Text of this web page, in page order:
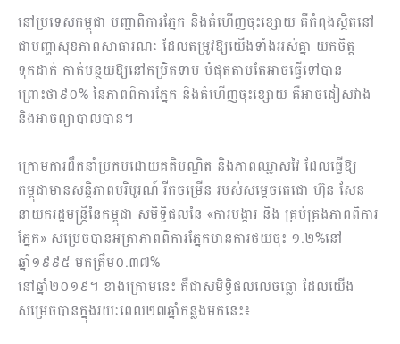
នៅប្រទេសកម្ពុជា បញ្ហាពិការភ្នែក និងគំហើញចុះខ្សោយ គឺកំពុងស្ថិតនៅ
ជាបញ្ហាសុខភាពសាធារណៈ ដែលតម្រូវឱ្យយើងទាំងអស់គ្នា យកចិត្ត
ទុកដាក់ កាត់បន្ថយឱ្យនៅកម្រិតទាប បំផុតតាមតែអាចធ្វើទៅបាន
ព្រោះថា៩០% នៃភាពពិការភ្នែក និងគំហើញចុះខ្សោយ គឺអាចជៀសវាង
និងអាចព្យាបាលបាន។
ក្រោមការដឹកនាំប្រកបដោយគតិបណ្ឌិត និងភាពឈ្លាសវៃ ដែលធ្វើឱ្យ
កម្ពុជាមានសន្តិភាពបរិបូរណ៍ រីកចម្រើន របស់សម្តេចតេជោ ហ៊ុន សែន
នាយករដ្ឋមន្ត្រីនៃកម្ពុជា សមិទ្ធិផលនៃ «ការបង្ការ និង គ្រប់គ្រងភាពពិការ
ភ្នែក» សម្រេចបានអត្រាភាពពិការភ្នែកមានការថយចុះ ១.២%នៅ
ឆ្នាំ១៩៩៥ មកត្រឹម០.៣៧%
នៅឆ្នាំ២០១៩។ ខាងក្រោមនេះ គឺជាសមិទ្ធិផលលេចធ្លោ ដែលយើង
សម្រេចបានក្នុងរយៈពេល២៧ឆ្នាំកន្លងមកនេះ៖